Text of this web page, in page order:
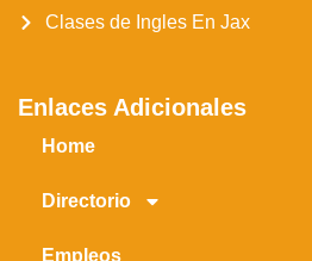
Clases de Ingles En Jax
Enlaces Adicionales
Home
Directorio
Empleos